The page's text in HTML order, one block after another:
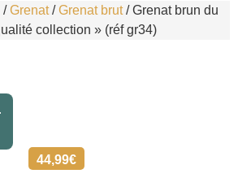
/Grenat/Grenat brut/ Grenat brun du
collection » (réf gr34)
44,99€